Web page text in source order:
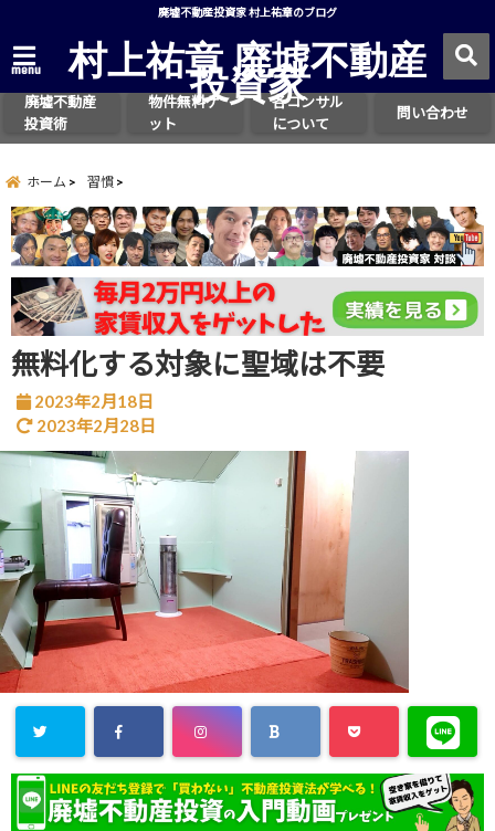
廃墟不動産投資家 村上祐章のブログ
menu 村上祐章 廃墟不動産
投資家
廃墟不動産
投資術
物件無料ゲ
ット
各コンサル
について
問い合わせ
ホーム 習慣
無料化する対象に聖域は不要
2023年2月18日
2023年2月28日